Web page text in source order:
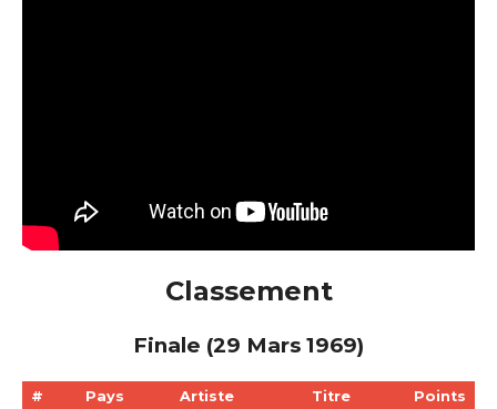
Classement
Finale (29 Mars 1969)
# Pays Artiste Titre Points